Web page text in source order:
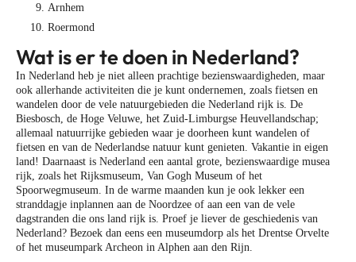
Arnhem
Roermond
Wat is er te doen in Nederland?
In Nederland heb je niet alleen prachtige bezienswaardigheden, maar
ook allerhande activiteiten die je kunt ondernemen, zoals fietsen en
wandelen door de vele natuurgebieden die Nederland rijk is. De
Biesbosch, de Hoge Veluwe, het Zuid-Limburgse Heuvellandschap;
allemaal natuurrijke gebieden waar je doorheen kunt wandelen of
fietsen en van de Nederlandse natuur kunt genieten. Vakantie in eigen
land! Daarnaast is Nederland een aantal grote, bezienswaardige musea
rijk, zoals het Rijksmuseum, Van Gogh Museum of het
Spoorwegmuseum. In de warme maanden kun je ook lekker een
stranddagje inplannen aan de Noordzee of aan een van de vele
dagstranden die ons land rijk is. Proef je liever de geschiedenis van
Nederland? Bezoek dan eens een museumdorp als het Drentse Orvelte
of het museumpark Archeon in Alphen aan den Rijn.